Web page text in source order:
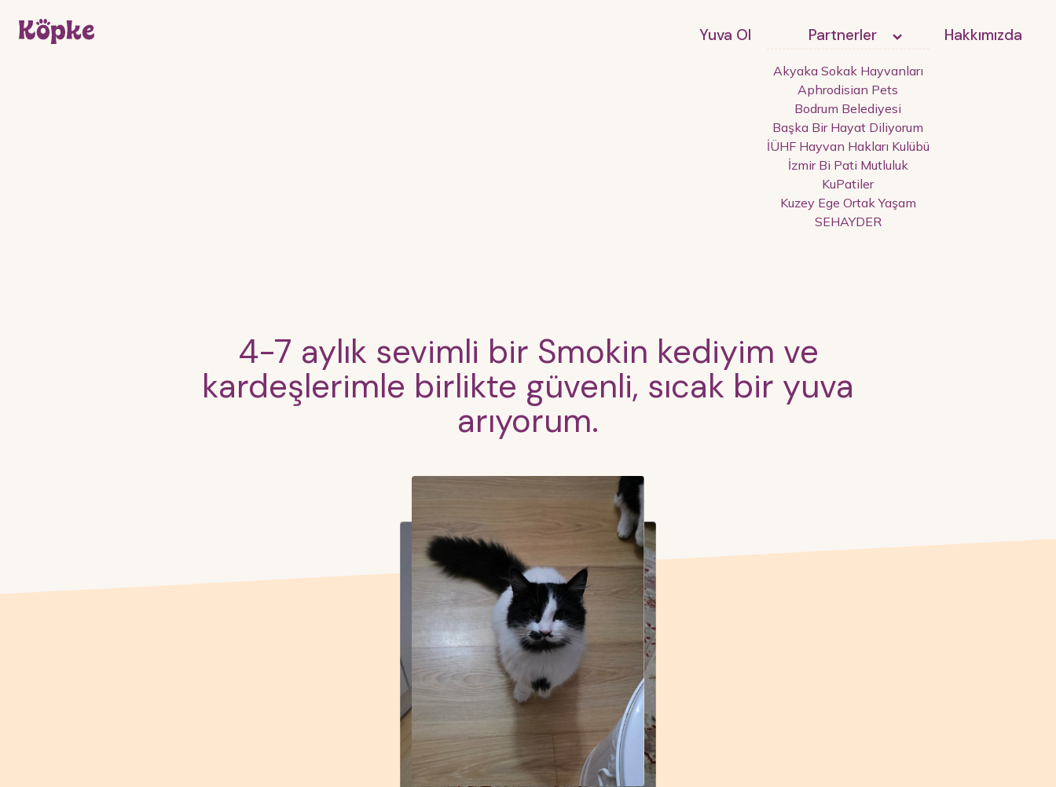
Yuva Ol Partnerler
Akyaka Sokak Hayvanları
Aphrodisian Pets
Bodrum Belediyesi
Başka Bir Hayat Diliyorum
İÜHF Hayvan Hakları Kulübü
İzmir Bi Pati Mutluluk
KuPatiler
Kuzey Ege Ortak Yaşam
SEHAYDER
Hakkımızda
4-7 aylık sevimli bir Smokin kediyim ve
kardeşlerimle birlikte güvenli, sıcak bir yuva
arıyorum.